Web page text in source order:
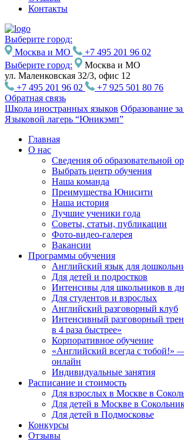
Контакты
Выберите город:
Москва и МО
+7 495 201 96 02
Выберите город:
Москва и МО
ул. Маленковская 32/3, офис 12
+7 495 201 96 02
+7 925 501 80 76
Обратная связь
Школа иностранных языков Образование
Языковой лагерь “Юникэмп”
Главная
О нас
Сведения об образовательной
Выбрать центр обучения
Наша команда
Преимущества Юнисити
Наша история
Лучшие ученики года
Советы, статьи, публикации
Фото-видео-галерея
Вакансии
Программы обучения
Английский язык для
Для детей и подростков
Интенсивы для школьников в
Для студентов и взрослых
Английский разговорный клуб
Интенсивный разговорный
в 4 раза быстрее»
Корпоративное обучение
«Английский всегда с тобой!»
онлайн
Индивидуальные занятия
Расписание и стоимость
Для взрослых в Москве в
Для детей в Москве в
Для детей в Подмосковье
Конкурсы
Отзывы